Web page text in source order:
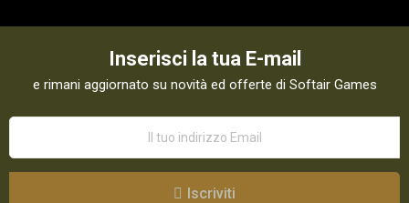
Inserisci la tua E-mail
e rimani aggiornato su novità ed offerte di Softair Games
Iscriviti